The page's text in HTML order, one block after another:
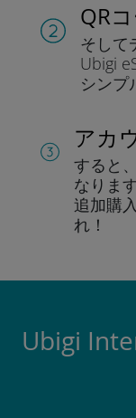
QR
そして
Ubigi
シンプ
アカ
すると
なります
追加購
れ！
Ubigi